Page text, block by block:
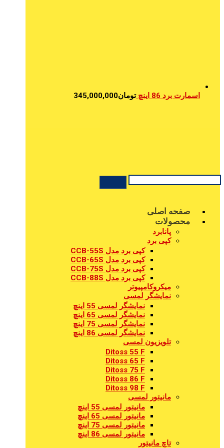
اسمارت برد 86 اینچ تومان345,000,000
صفحه اصلی
محصولات
پانابرد
کپی برد
کپی برد مدل CCB-55S
کپی برد مدل CCB-65S
کپی برد مدل CCB-75S
کپی برد مدل CCB-88S
میکروکامپیوتر
نمایشگر لمسی
نمایشگر لمسی 55 اینچ
نمایشگر لمسی 65 اینچ
نمایشگر لمسی 75 اینچ
نمایشگر لمسی 86 اینچ
تلویزیون لمسی
Ditoss 55 F
Ditoss 65 F
Ditoss 75 F
Ditoss 86 F
Ditoss 98 F
مانیتور لمسی
مانیتور لمسی 55 اینچ
مانیتور لمسی 65 اینچ
مانیتور لمسی 75 اینچ
مانیتور لمسی 86 اینچ
تاچ مانیتور